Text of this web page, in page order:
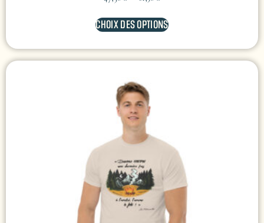
CHOIX DES OPTIONS